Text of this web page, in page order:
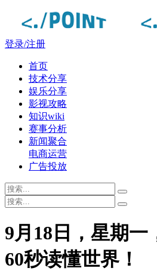
登录/注册
首页
技术分享
娱乐分享
影视攻略
知识wiki
赛事分析
新闻聚合
电商运营
广告投放
9月18日，星期一
60秒读懂世界！